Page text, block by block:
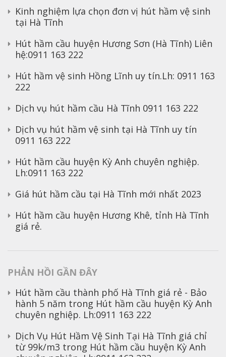
Kinh nghiệm lựa chọn đơn vị hút hầm vệ sinh
tại Hà Tĩnh
Hút hầm cầu huyện Hương Sơn (Hà Tĩnh) Liên
hệ:0911 163 222
Hút hầm vệ sinh Hồng Lĩnh uy tín.Lh: 0911 163
222
Dịch vụ hút hầm cầu Hà Tĩnh 0911 163 222
Dịch vụ hút hầm vệ sinh tại Hà Tĩnh uy tín
0911 163 222
Hút hầm cầu huyện Kỳ Anh chuyên nghiệp.
Lh:0911 163 222
Giá hút hầm cầu tại Hà Tĩnh mới nhất 2023
Hút hầm cầu huyện Hương Khê, tỉnh Hà Tĩnh
giá rẻ.
PHẢN HỒI GẦN ĐÂY
Hút hầm cầu thành phố Hà Tĩnh giá rẻ - Bảo
hành 5 năm trong Hút hầm cầu huyện Kỳ Anh
chuyên nghiệp. Lh:0911 163 222
Dịch Vụ Hút Hầm Vệ Sinh Tại Hà Tĩnh giá chỉ
từ 99k/m3 trong Hút hầm cầu huyện Kỳ Anh